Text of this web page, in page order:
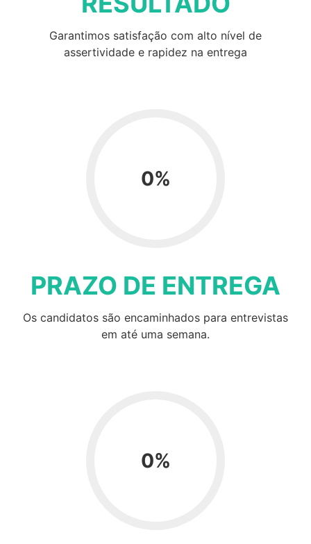
Garantimos satisfação com alto nível de
assertividade e rapidez na entrega
0%
PRAZO DE ENTREGA
Os candidatos são encaminhados para entrevistas
em até uma semana.
0%